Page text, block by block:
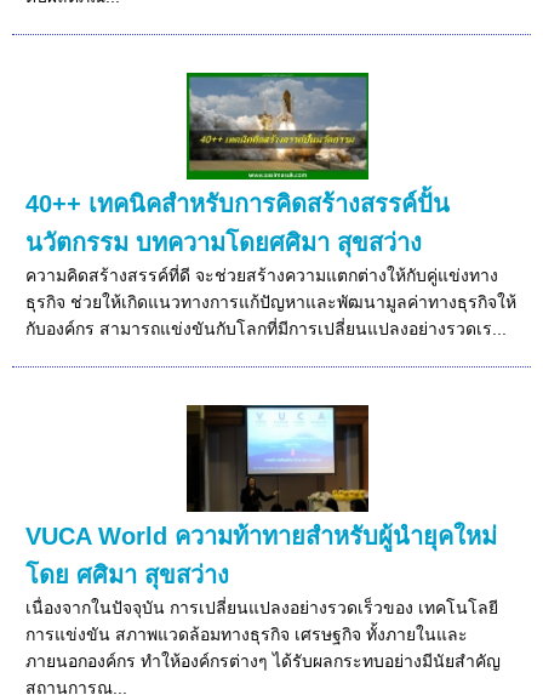
40++ เทคนิคสำหรับการคิดสร้างสรรค์ปั้น
นวัตกรรม บทความโดยศศิมา สุขสว่าง
ความคิดสร้างสรรค์ที่ดี จะช่วยสร้างความแตกต่างให้กับคู่แข่งทาง
ธุรกิจ ช่วยให้เกิดแนวทางการแก้ปัญหาและพัฒนามูลค่าทางธุรกิจให้
กับองค์กร สามารถแข่งขันกับโลกที่มีการเปลี่ยนแปลงอย่างรวดเร...
VUCA World ความท้าทายสำหรับผู้นำยุคใหม่
โดย ศศิมา สุขสว่าง
เนื่องจากในปัจจุบัน การเปลี่ยนแปลงอย่างรวดเร็วของ เทคโนโลยี
การแข่งขัน สภาพแวดล้อมทางธุรกิจ เศรษฐกิจ ทั้งภายในและ
ภายนอกองค์กร ทำให้องค์กรต่างๆ ได้รับผลกระทบอย่างมีนัยสำคัญ
สถานการณ...